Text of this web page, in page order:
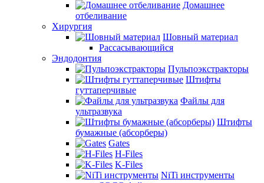
Домашнее
отбеливание
Хирургия
Шовный материал
Рассасывающийся
Эндодонтия
Пульпоэкстракторы
Штифты
гуттаперчивые
Файлы для
ультразвука
Штифты
бумажные (абсорберы)
Gates
H-Files
K-Files
NiTi инструменты